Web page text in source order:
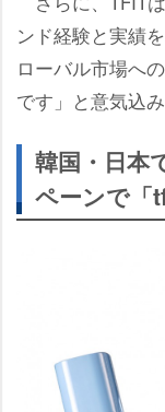
ンド経験と実績
ローバル市場へ
です」と意気込み
韓国・日本
ペーンで「